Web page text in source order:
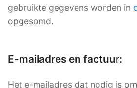
gebruikte gegevens worden in
opgesomd.
E-mailadres en factuur:
Het e-mailadres dat nodig is